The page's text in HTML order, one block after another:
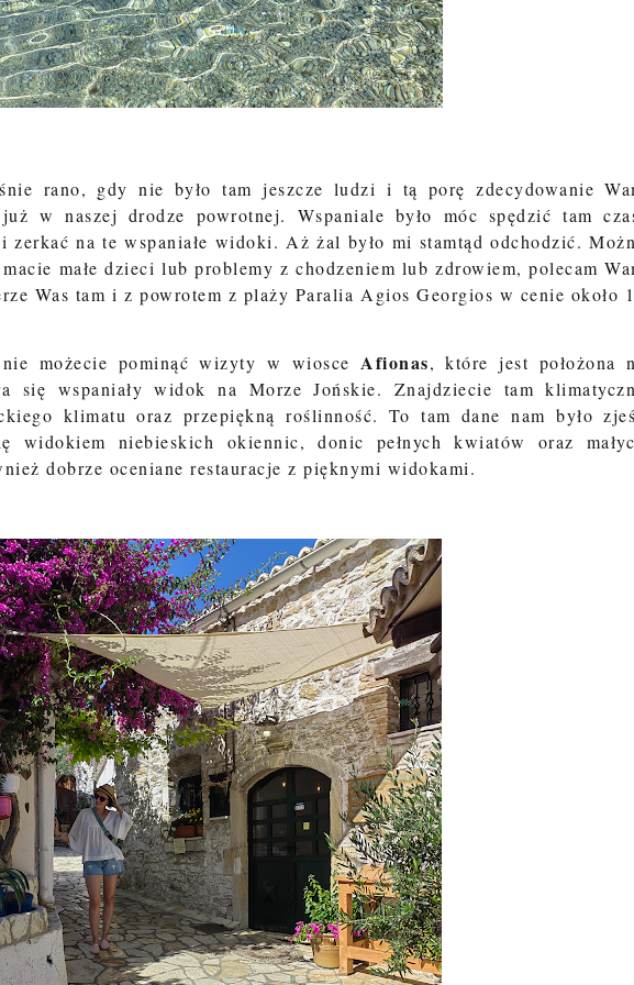
rano, gdy nie było tam jeszcze ludzi i tą porę zdecydowanie
w naszej drodze powrotnej. Wspaniale było móc spędzić tam
zerkać na te wspaniałe widoki. Aż żal było mi stamtąd odchodzić.
małe dzieci lub problemy z chodzeniem lub zdrowiem, polecam
Was tam i z powrotem z plaży Paralia Agios Georgios w cenie około
możecie pominąć wizyty w wiosce Afionas, które jest położona
się wspaniały widok na Morze Jońskie. Znajdziecie tam
klimatu oraz przepiękną roślinność. To tam dane nam było
widokiem niebieskich okiennic, donic pełnych kwiatów oraz
dobrze oceniane restauracje z pięknymi widokami.